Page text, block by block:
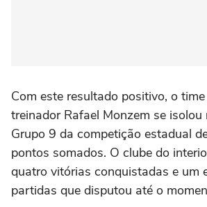
Com este resultado positivo, o
treinador Rafael Monzem se
Grupo 9 da competição estadual
pontos somados. O clube do
quatro vitórias conquistadas e um
partidas que disputou até o